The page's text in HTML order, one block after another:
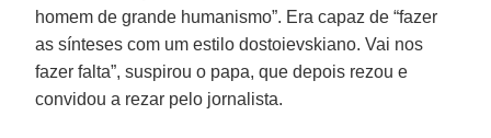
homem de grande humanismo”. Era capaz de “fazer
as sínteses com um estilo dostoievskiano. Vai nos
fazer falta”, suspirou o papa, que depois rezou e
convidou a rezar pelo jornalista.